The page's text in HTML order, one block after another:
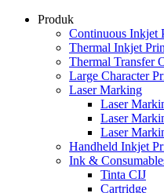
Produk
Continuous Inkjet
Thermal Inkjet
Thermal Transfer
Large Character
Laser Marking
Laser
Laser
Laser
Handheld Inkjet
Ink &
Tinta CIJ
Cartridge